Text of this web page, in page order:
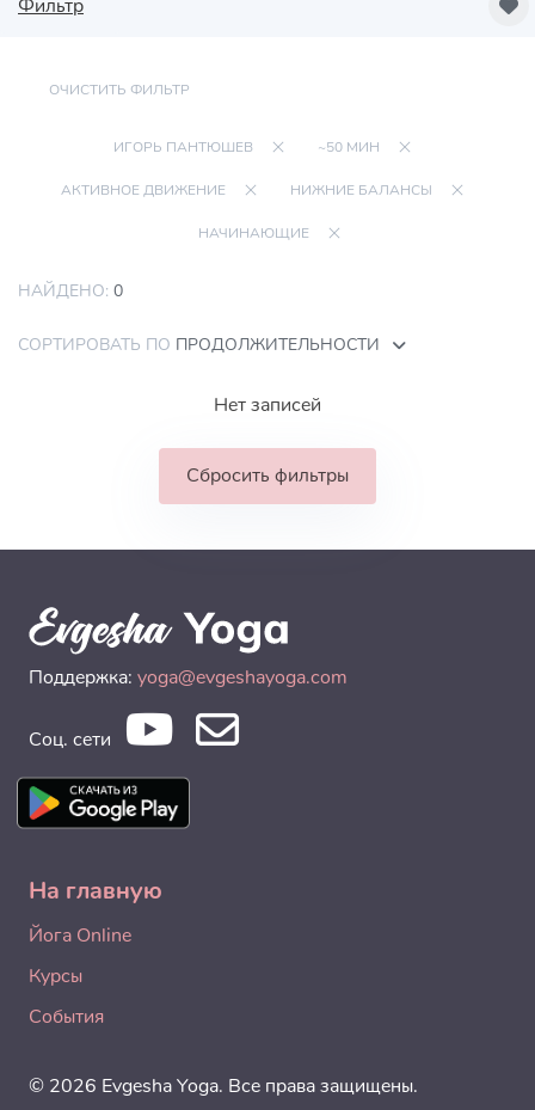
Фильтр
ОЧИСТИТЬ ФИЛЬТР
ИГОРЬ ПАНТЮШЕВ ~50 МИН
АКТИВНОЕ ДВИЖЕНИЕ НИЖНИЕ БАЛАНСЫ
НАЧИНАЮЩИЕ
НАЙДЕНО: 0
СОРТИРОВАТЬ ПО ПРОДОЛЖИТЕЛЬНОСТИ
Нет записей
Сбросить фильтры
Поддержка: yoga@evgeshayoga.com
Соц. сети
На главную
Йога Online
Курсы
События
© 2026 Evgesha Yoga. Все права защищены.